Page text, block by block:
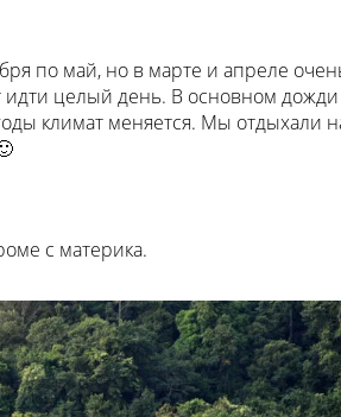
по май, но в марте и апреле
идти целый день. В основном дожди
климат меняется. Мы отдыхали
с материка.